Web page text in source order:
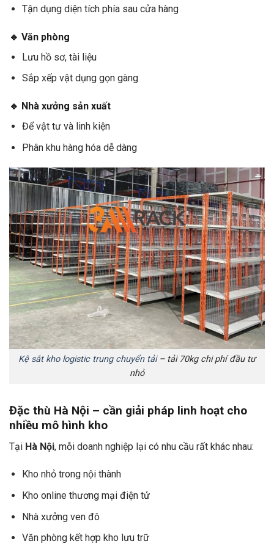
Tận dụng diện tích phía sau cửa hàng
🔹 Văn phòng
Lưu hồ sơ, tài liệu
Sắp xếp vật dụng gọn gàng
🔹 Nhà xưởng sản xuất
Để vật tư và linh kiện
Phân khu hàng hóa dễ dàng
Kệ sắt kho logistic trung chuyển tải– tải 70kg chi phí đầu tư
nhỏ
Đặc thù Hà Nội – cần giải pháp linh hoạt cho
nhiều mô hình kho
Tại Hà Nội, mỗi doanh nghiệp lại có nhu cầu rất khác nhau:
Kho nhỏ trong nội thành
Kho online thương mại điện tử
Nhà xưởng ven đô
Văn phòng kết hợp kho lưu trữ